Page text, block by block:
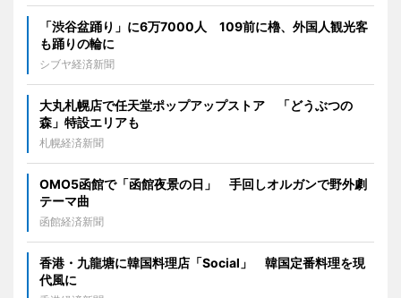
「渋谷盆踊り」に6万7000人 109前に櫓、外国人観光客
も踊りの輪に
シブヤ経済新聞
大丸札幌店で任天堂ポップアップストア 「どうぶつの
森」特設エリアも
札幌経済新聞
OMO5函館で「函館夜景の日」 手回しオルガンで野外劇
テーマ曲
函館経済新聞
香港・九龍塘に韓国料理店「Social」 韓国定番料理を現
代風に